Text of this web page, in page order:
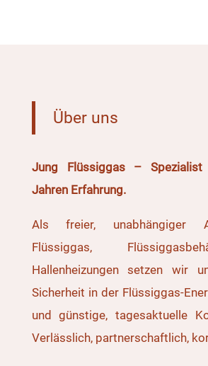
Über uns
Jung Flüssiggas –
Jahren Erfahrung.
Als freier, unabhängiger
Flüssiggas,
Hallenheizungen setzen wir
Sicherheit in der Flüssiggas-
und günstige, tagesaktuelle
Verlässlich, partnerschaftlich,